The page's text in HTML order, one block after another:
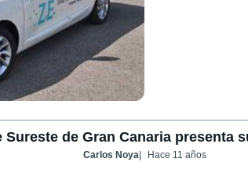
Sureste de Gran Canaria presenta
Carlos Noya Hace 11 años